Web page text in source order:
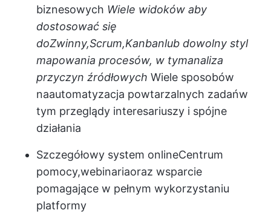
biznesowych Wiele widoków aby
dostosować się
doZwinny,Scrum,Kanbanlub dowolny styl
mapowania procesów, w tymanaliza
przyczyn źródłowych Wiele sposobów
naautomatyzacja powtarzalnych zadańw
tym przeglądy interesariuszy i spójne
działania
Szczegółowy system onlineCentrum
pomocy,webinariaoraz wsparcie
pomagające w pełnym wykorzystaniu
platformy